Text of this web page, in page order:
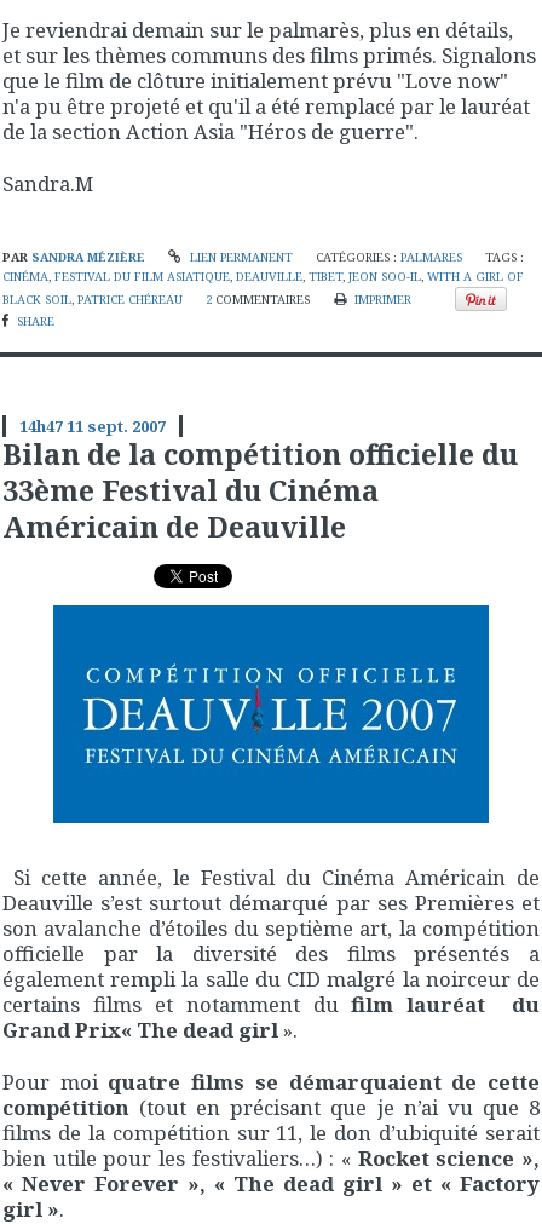
Je reviendrai demain sur le palmarès, plus en détails,
et sur les thèmes communs des films primés. Signalons
que le film de clôture initialement prévu "Love now"
n'a pu être projeté et qu'il a été remplacé par le lauréat
de la section Action Asia "Héros de guerre".
Sandra.M
PAR SANDRA MÉZIÈRE LIEN PERMANENT CATÉGORIES :PALMARES
TAGS :
CINÉMA, FESTIVAL DU FILM ASIATIQUE, DEAUVILLE, TIBET, JEON SOO-IL, WITH A GIRL OF
BLACK SOIL PATRICE CHÉREAU 2 COMMENTAIRES
IMPRIMER
SHARE
14h4711 sept. 2007
Bilan de la compétition officielle du
33ème Festival du Cinéma
Américain de Deauville
Si cette année, le Festival du Cinéma Américain de
Deauville s’est surtout démarqué par ses Premières et
son avalanche d’étoiles du septième art, la compétition
officielle par la diversité des films présentés a
également rempli la salle du CID malgré la noirceur de
certains films et notamment dufilm lauréat du
Grand Prix« The dead girl».
Pour moi quatre films se démarquaient de cette
compétition (tout en précisant que je n’ai vu que 8
films de la compétition sur 11, le don d’ubiquité serait
bien utile pour les festivaliers…) : « Rocket science »,
« Never Forever », « The dead girl » et « Factory
girl ».